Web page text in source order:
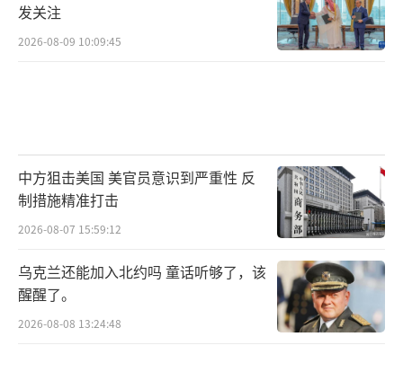
发关注
2026-08-09 10:09:45
中方狙击美国 美官员意识到严重性 反
制措施精准打击
2026-08-07 15:59:12
乌克兰还能加入北约吗 童话听够了，该
醒醒了。
2026-08-08 13:24:48